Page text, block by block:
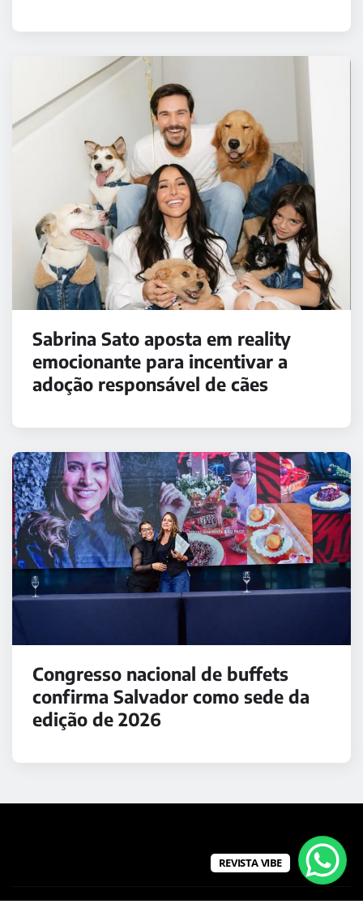
Sabrina Sato aposta em reality
emocionante para incentivar a
adoção responsável de cães
Congresso nacional de buffets
confirma Salvador como sede da
edição de 2026
REVISTA VIBE